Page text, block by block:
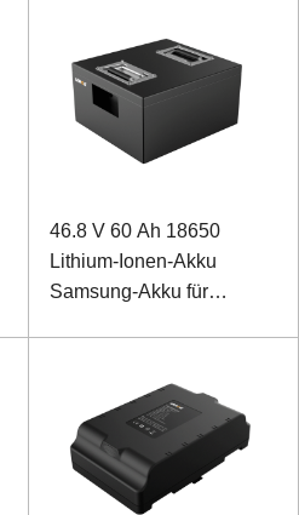
46.8 V 60 Ah 18650
Lithium-Ionen-Akku
Samsung-Akku für
RS485-Kommunikation